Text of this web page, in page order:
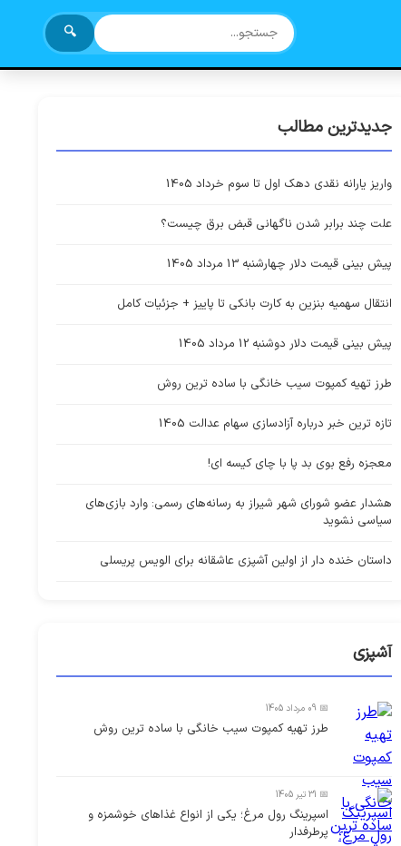
🔍
جدیدترین مطالب
واریز یارانه نقدی دهک اول تا سوم خرداد 1405
علت چند برابر شدن ناگهانی قبض برق چیست؟
پیش بینی قیمت دلار چهارشنبه 13 مرداد 1405
انتقال سهمیه بنزین به کارت بانکی تا پاییز + جزئیات کامل
پیش بینی قیمت دلار دوشنبه 12 مرداد 1405
طرز تهیه کمپوت سیب خانگی با ساده ترین روش
تازه ترین خبر درباره آزادسازی سهام عدالت 1405
معجزه رفع بوی بد پا با چای کیسه ای!
هشدار عضو شورای شهر شیراز به رسانه‌های رسمی: وارد بازی‌های
سیاسی نشوید
داستان خنده دار از اولین آشپزی عاشقانه برای الویس پریسلی
آشپزی
📅 09 مرداد 1405
طرز تهیه کمپوت سیب خانگی با ساده ترین روش
📅 31 تیر 1405
اسپرینگ رول مرغ؛ یکی از انواع غذاهای خوشمزه و
پرطرفدار